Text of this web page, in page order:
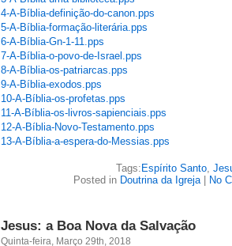
4-A-Bíblia-definição-do-canon.pps
5-A-Bíblia-formação-literária.pps
6-A-Bíblia-Gn-1-11.pps
7-A-Bíblia-o-povo-de-Israel .pps
8-A-Bíblia-os-patriarcas.pps
9-A-Bíblia-exodos.pps
10-A-Bíblia-os-profetas.pps
11-A-Bíblia-os-livros-sapienciais.pps
12-A-Bíblia-Novo-Testamento.pps
13-A-Bíblia-a-espera-do-Messias.pps
Tags: Espírito Santo,
Posted in Doutrina da Igreja| No
Jesus: a Boa Nova da Salvação
Quinta-feira, Março 29th, 2018